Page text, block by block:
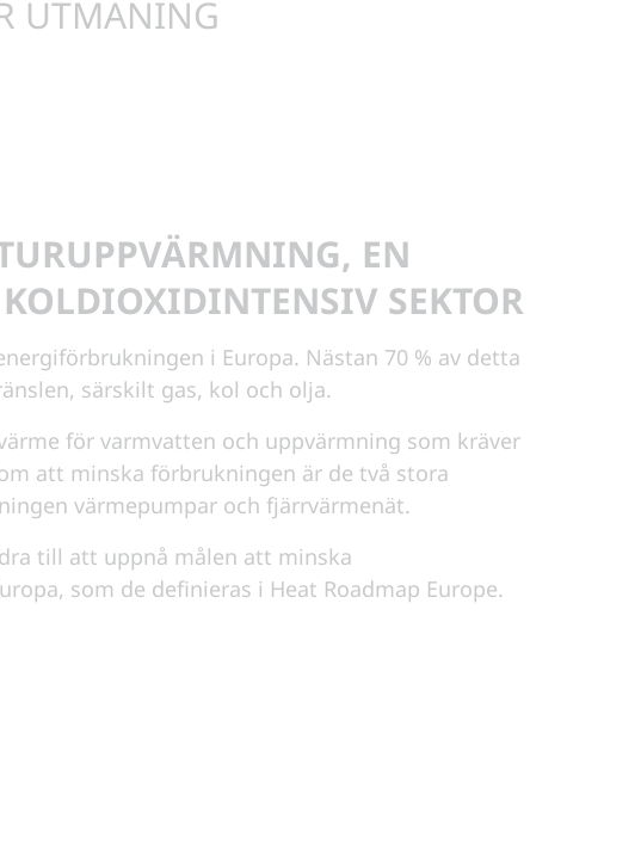
UTMANING
EN
SEKTOR
i Europa. Nästan 70 % av detta
särskilt gas, kol och olja.
för varmvatten och uppvärmning som kräver
att minska förbrukningen är de två stora
värmepumpar och fjärrvärmenät.
till att uppnå målen att minska
som de definieras i Heat Roadmap Europe.